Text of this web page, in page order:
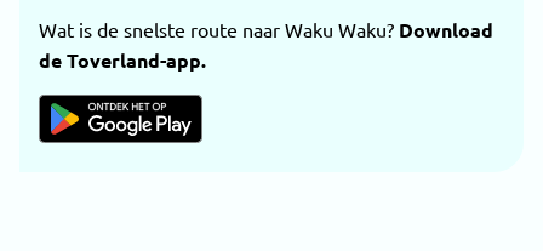
Wat is de snelste route naar Waku Waku? Download
de Toverland-app.